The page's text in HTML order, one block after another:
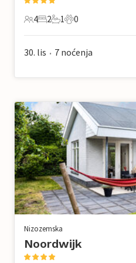
4 Gosti
4
2 Spavaće sobe
2
1 Kupaonica
1
0 Kućni ljubimac
0
30. lis • 7 noćenja
Nizozemska
Noordwijk